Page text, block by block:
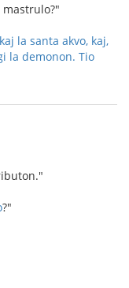
la santa akvo, kaj,
la demonon. Tio
?"